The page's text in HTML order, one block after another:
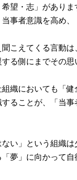
希望・志」があり
事者意識を高め
こえてくる言動
る側にまでその
織においても「
ることが、「当
い」という組織
「夢」に向かって